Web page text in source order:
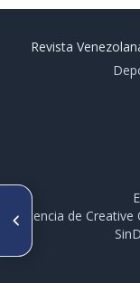
ARTÍCULO
Colgajo
copa modificado
Revista
licencia de